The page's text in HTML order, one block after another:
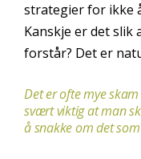
strategier for ikke
Kanskje er det slik
forstår? Det er
Det er ofte mye
svært viktig at man
å snakke om det